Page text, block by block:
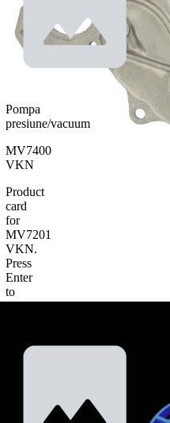
transmisie
Material roata
pale - pompa
Fonta
Pompa
presiune/vacuum
MV7400
VKN
Product
card
for
MV7201
VKN.
Press
Enter
to
view